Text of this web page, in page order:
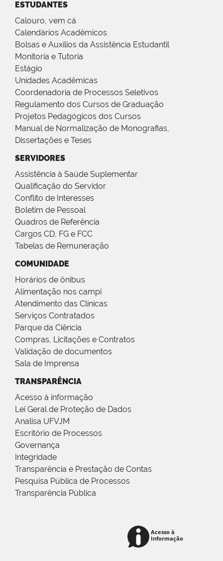
ESTUDANTES
Calouro, vem cá
Calendários Acadêmicos
Bolsas e Auxílios da Assistência Estudantil
Monitoria e Tutoria
Estágio
Unidades Acadêmicas
Coordenadoria de Processos Seletivos
Regulamento dos Cursos de Graduação
Projetos Pedagógicos dos Cursos
Manual de Normalização de Monografias,
Dissertações e Teses
SERVIDORES
Assistência à Saúde Suplementar
Qualificação do Servidor
Conflito de Interesses
Boletim de Pessoal
Quadros de Referência
Cargos CD, FG e FCC
Tabelas de Remuneração
COMUNIDADE
Horários de ônibus
Alimentação nos campi
Atendimento das Clínicas
Serviços Contratados
Parque da Ciência
Compras, Licitações e Contratos
Validação de documentos
Sala de Imprensa
TRANSPARÊNCIA
Acesso à informação
Lei Geral de Proteção de Dados
Analisa UFVJM
Escritório de Processos
Governança
Integridade
Transparência e Prestação de Contas
Pesquisa Pública de Processos
Transparência Pública